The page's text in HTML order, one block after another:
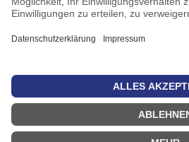
Datenschutz